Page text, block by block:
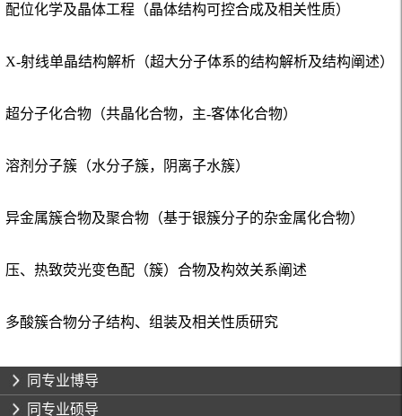
配位化学及晶体工程（晶体结构可控合成及相关性质）
X-射线单晶结构解析 （超大分子体系的结构解析及结构阐述）
超分子化合物（共晶化合物，主-客体化合物）
溶剂分子簇（水分子簇，阴离子水簇）
异金属簇合物及聚合物（基于银簇分子的杂金属化合物）
压、热致荧光变色配（簇）合物及构效关系阐述
多酸簇合物分子结构、组装及相关性质研究
同专业博导
同专业硕导